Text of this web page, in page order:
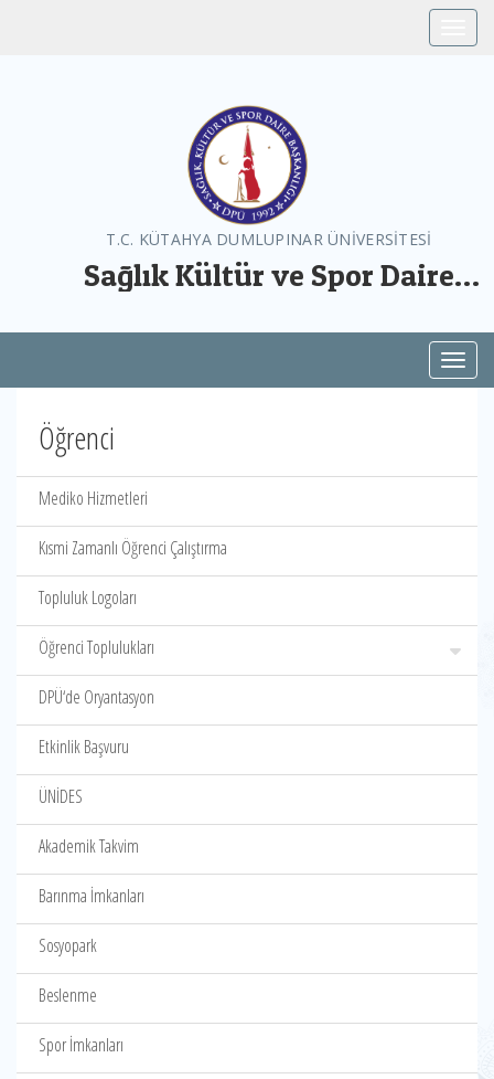
T.C. KÜTAHYA DUMLUPINAR ÜNİVERSİTESİ
Sağlık Kültür ve Spor Daire
Öğrenci
Mediko Hizmetleri
Kısmi Zamanlı Öğrenci Çalıştırma
Topluluk Logoları
Öğrenci Toplulukları
DPÜ‘de Oryantasyon
Etkinlik Başvuru
ÜNİDES
Akademik Takvim
Barınma İmkanları
Sosyopark
Beslenme
Spor İmkanları